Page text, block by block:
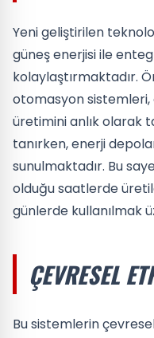
Yeni geliştirilen
güneş enerjisi ile
kolaylaştırmaktadır.
otomasyon sistemleri,
üretimini anlık olarak
tanırken, enerji
sunulmaktadır. Bu
olduğu saatlerde
günlerde kullanılmak
ÇEVRESEL
Bu sistemlerin